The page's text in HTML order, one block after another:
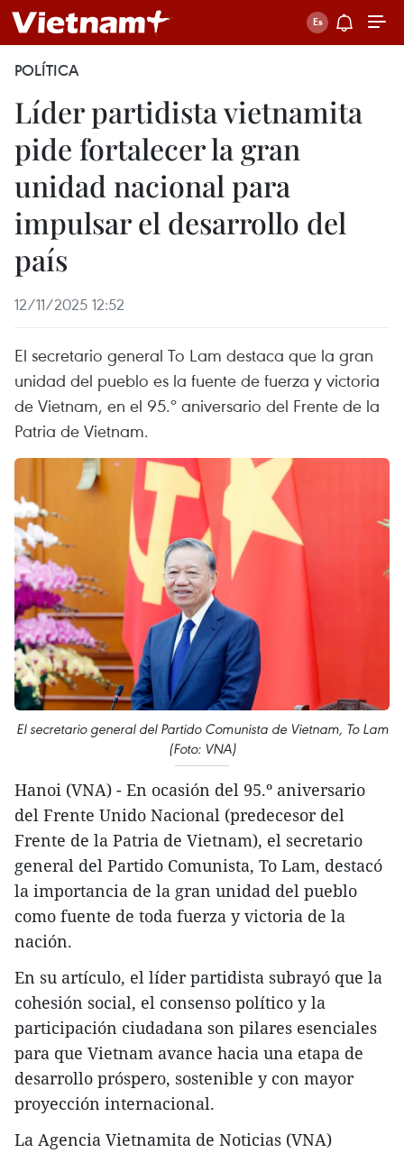
POLÍTICA
Líder partidista vietnamita
pide fortalecer la gran
unidad nacional para
impulsar el desarrollo del
país
12/11/2025 12:52
El secretario general To Lam destaca que la gran
unidad del pueblo es la fuente de fuerza y victoria
de Vietnam, en el 95.º aniversario del Frente de la
Patria de Vietnam.
El secretario general del Partido Comunista de Vietnam, To Lam
(Foto: VNA)
Hanoi (VNA) - En ocasión del 95.º aniversario
del Frente Unido Nacional (predecesor del
Frente de la Patria de Vietnam), el secretario
general del Partido Comunista, To Lam, destacó
la importancia de la gran unidad del pueblo
como fuente de toda fuerza y victoria de la
nación.
En su artículo, el líder partidista subrayó que la
cohesión social, el consenso político y la
participación ciudadana son pilares esenciales
para que Vietnam avance hacia una etapa de
desarrollo próspero, sostenible y con mayor
proyección internacional.
La Agencia Vietnamita de Noticias (VNA)